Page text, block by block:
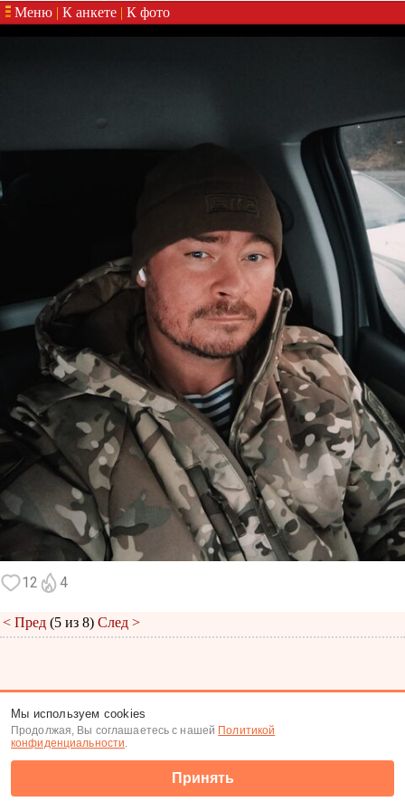
Меню | К анкете | К фото
12 4
< Пред (5 из 8) След >
(c) Tabor.ru 2026
Мы используем cookies
Продолжая, Вы соглашаетесь с нашей Политикой
конфиденциальности.
Принять